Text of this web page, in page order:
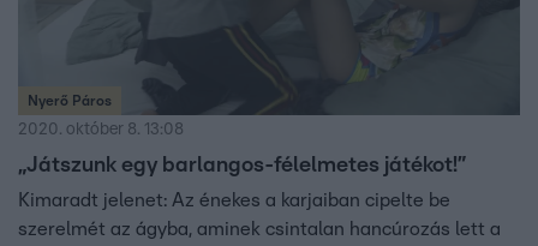
Nyerő Páros
2020. október 8. 13:08
„Játszunk egy barlangos-félelmetes játékot!”
Kimaradt jelenet: Az énekes a karjaiban cipelte be
szerelmét az ágyba, aminek csintalan hancúrozás lett a